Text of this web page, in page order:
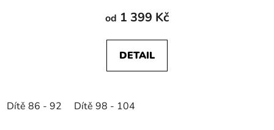
od 1 399 Kč
DETAIL
Dítě 86 - 92 Dítě 98 - 104